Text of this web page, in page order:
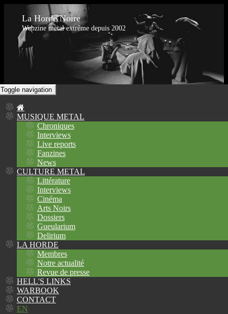
La Horde Noire
Webzine metal extrême depuis 2002
Toggle navigation
MUSIQUE METAL
Chroniques
Interviews
Live reports
Fanzines
News
CULTURE METAL
Littérature
Interviews
Cinéma
Arts Noirs
Dossiers
Gueularium
Delirium
LA HORDE
Membres
Notre actualité
Revue de presse
HELL'S LINKS
WARBOOK
CONTACT
EN